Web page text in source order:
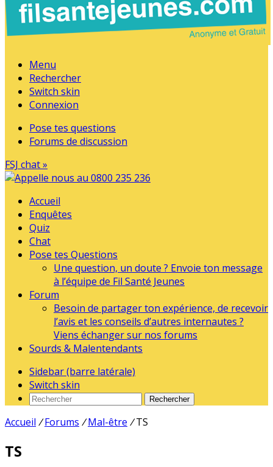
Menu
Rechercher
Switch skin
Connexion
Pose tes questions
Forums de discussion
FSJ chat »
Accueil
Enquêtes
Quiz
Chat
Pose tes Questions
Une question, un doute ? Envoie ton message
à l’équipe de Fil Santé Jeunes
Forum
Besoin de partager ton expérience, de recevoir
l’avis et les conseils d’autres internautes ?
Viens échanger sur nos forums
Sourds & Malentendants
Sidebar (barre latérale)
Switch skin
Rechercher
Accueil / Forums / Mal-être / TS
TS